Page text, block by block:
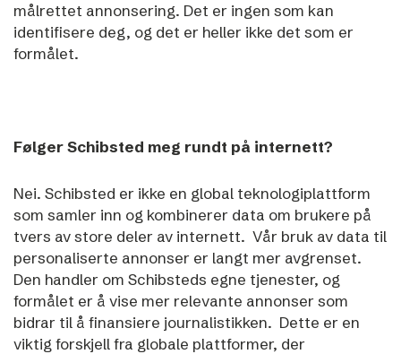
målrettet annonsering. Det er ingen som kan
identifisere deg, og det er heller ikke det som er
formålet.
Følger Schibsted meg rundt på internett?
Nei. Schibsted er ikke en global teknologiplattform
som samler inn og kombinerer data om brukere på
tvers av store deler av internett. Vår bruk av data til
personaliserte annonser er langt mer avgrenset.
Den handler om Schibsteds egne tjenester, og
formålet er å vise mer relevante annonser som
bidrar til å finansiere journalistikken. Dette er en
viktig forskjell fra globale plattformer, der